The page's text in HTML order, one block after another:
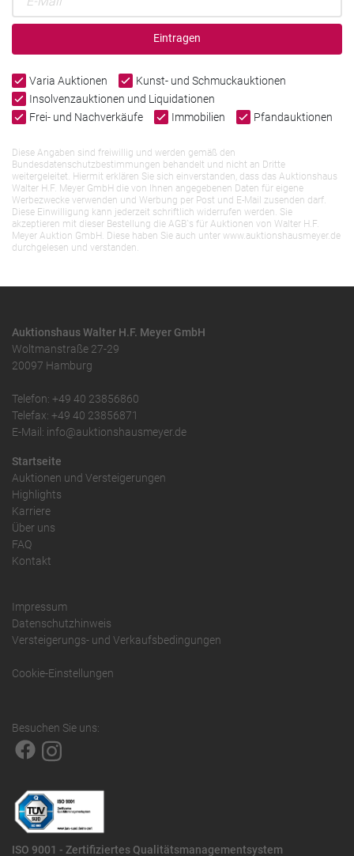
Eintragen
Varia Auktionen
Kunst- und Schmuckauktionen
Insolvenzauktionen und Liquidationen
Frei- und Nachverkäufe
Immobilien Pfandauktionen
Diese Angaben sind freiwillig und werden gemäß den
Bundesdatenschutzbestimmungen behandelt und nicht an Dritte
weitergeleitet. Hiermit erklären Sie sich einverstanden, dass das Auktionshaus
Walter H.F. Meyer GmbH die von Ihnen angegebenen Daten für eigene
Werbezwecke verwenden und Werbung per Post und E-Mail zusenden darf.
Diese Einwilligung kann jederzeit schriftlich widerrufen werden. Sie
akzeptieren mit dieser Bestellung die AGB`s für Auktionen von Walter H.F.
Meyer Auktion GmbH. Diese haben Sie auch unter www.auktionshausmeyer.de
durchgelesen und verstanden.
Auktionshaus Walter H.F. Meyer GmbH
Woltmanstraße 27-29
20097 Hamburg
Telefon: +49 40 23856860
Telefax: +49 40 23856871
E-Mail: info@auktionshausmeyer.de
Startseite
Auktionen und Versteigerungen
Highlights
Karriere
Über uns
FAQ
Kontakt
Impressum
Datenschutzhinweis
Versteigerungs- und Verkaufsbedingungen
Cookie-Einstellungen
Besuchen Sie uns:
ISO 9001 - Zertifiziertes Qualitätsmanagementsystem